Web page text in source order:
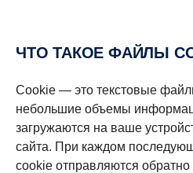
ЧТО ТАКОЕ ФАЙЛЫ
Cookie — это текстовые
небольшие объемы
загружаются на ваше
сайта. При каждом
cookie отправляются